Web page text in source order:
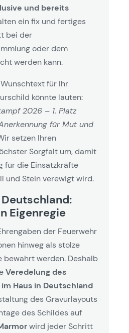
und bereits
ein fix und fertiges
bei der
oder dem
werden kann.
für Ihr
könnte lauten:
2026 – 1. Platz
für Mut und
setzen Ihren
Sorgfalt um, damit
für die Einsatzkräfte
und Stein verewigt wird.
Eigenregie
der Feuerwehr
hinweg als stolze
bewahrt werden. Deshalb
Veredelung des
Haus in Deutschland
des Gravurlayouts
des Schildes auf
wird jeder Schritt